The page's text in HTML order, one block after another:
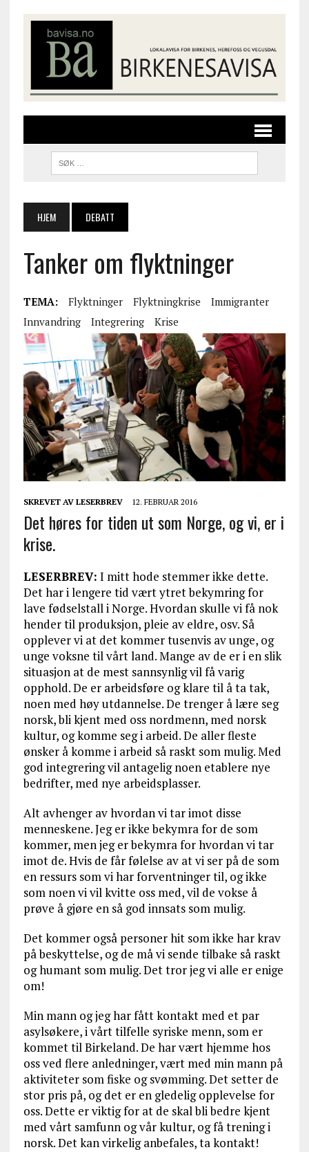
HJEM DEBATT
Tanker om flyktninger
TEMA: Flyktninger Flyktningkrise
Immigranter
Innvandring
Integrering Krise
SKREVET AV LESERBREV 12. FEBRUAR 2016
Det høres for tiden ut som Norge, og vi, er i
krise.
LESERBREV: I mitt hode stemmer ikke dette.
Det har i lengere tid vært ytret bekymring for
lave fødselstall i Norge. Hvordan skulle vi få nok
hender til produksjon, pleie av eldre, osv. Så
opplever vi at det kommer tusenvis av unge, og
unge voksne til vårt land. Mange av de er i en slik
situasjon at de mest sannsynlig vil få varig
opphold. De er arbeidsføre og klare til å ta tak,
noen med høy utdannelse. De trenger å lære seg
norsk, bli kjent med oss nordmenn, med norsk
kultur, og komme seg i arbeid. De aller fleste
ønsker å komme i arbeid så raskt som mulig. Med
god integrering vil antagelig noen etablere nye
bedrifter, med nye arbeidsplasser.
Alt avhenger av hvordan vi tar imot disse
menneskene. Jeg er ikke bekymra for de som
kommer, men jeg er bekymra for hvordan vi tar
imot de. Hvis de får følelse av at vi ser på de som
en ressurs som vi har forventninger til, og ikke
som noen vi vil kvitte oss med, vil de vokse å
prøve å gjøre en så god innsats som mulig.
Det kommer også personer hit som ikke har krav
på beskyttelse, og de må vi sende tilbake så raskt
og humant som mulig. Det tror jeg vi alle er enige
om!
Min mann og jeg har fått kontakt med et par
asylsøkere, i vårt tilfelle syriske menn, som er
kommet til Birkeland. De har vært hjemme hos
oss ved flere anledninger, vært med min mann på
aktiviteter som fiske og svømming. Det setter de
stor pris på, og det er en gledelig opplevelse for
oss. Dette er viktig for at de skal bli bedre kjent
med vårt samfunn og vår kultur, og få trening i
norsk. Det kan virkelig anbefales, ta kontakt!